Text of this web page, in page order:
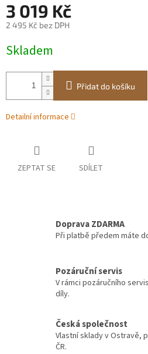
3 019 Kč
2 495 Kč bez DPH
cena:
Skladem
Přidat do košíku
Detailní informace
ZEPTAT SE SDÍLET
Doprava ZDARMA
Při platbě předem máte
Pozáruční servis
V rámci pozáručního
díly.
Česká společnost
Vlastní sklady v Ostravě,
ČR.